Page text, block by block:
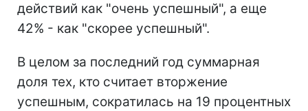
действий как "очень успешный", а еще
42% - как "скорее успешный".
В целом за последний год суммарная
доля тех, кто считает вторжение
успешным, сократилась на 19 процентных